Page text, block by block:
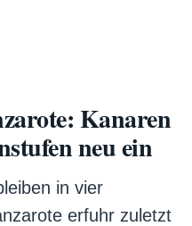
Kanaren
neu ein
in vier
erfuhr zuletzt